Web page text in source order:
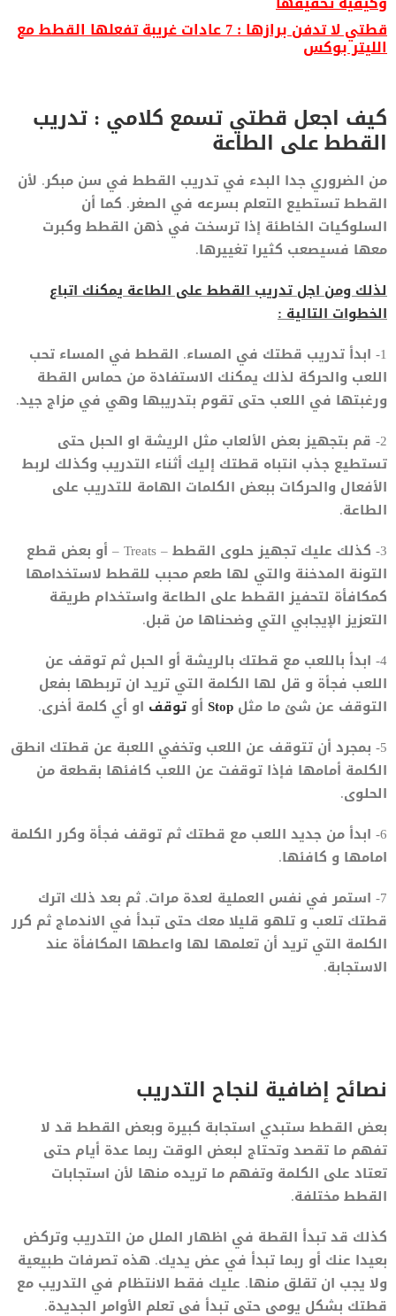
قطتي لا تدفن برازها : 7 عادات غريبة تفعلها القطط مع
الليتر بوكس
كيف اجعل قطتي تسمع كلامي : تدريب
القطط على الطاعة
من الضروري جدا البدء في تدريب القطط في سن مبكر. لأن
القطط تستطيع التعلم بسرعه في الصغر. كما أن
السلوكيات الخاطئة إذا ترسخت في ذهن القطط وكبرت
معها فسيصعب كثيرا تغييرها.
لذلك ومن اجل تدريب القطط على الطاعة يمكنك اتباع
الخطوات التالية :
1- ابدأ تدريب قطتك في المساء. القطط في المساء تحب
اللعب والحركة لذلك يمكنك الاستفادة من حماس القطة
ورغبتها في اللعب حتى تقوم بتدريبها وهي في مزاج جيد.
2- قم بتجهيز بعض الألعاب مثل الريشة او الحبل حتى
تستطيع جذب انتباه قطتك إليك أثناء التدريب وكذلك لربط
الأفعال والحركات ببعض الكلمات الهامة للتدريب على
الطاعة.
3- كذلك عليك تجهيز حلوى القطط – Treats – أو بعض قطع
التونة المدخنة والتي لها طعم محبب للقطط لاستخدامها
كمكافأة لتحفيز القطط على الطاعة واستخدام طريقة
التعزيز الإيجابي التي وضحناها من قبل.
4- ابدأ باللعب مع قطتك بالريشة أو الحبل ثم توقف عن
اللعب فجأة و قل لها الكلمة التي تريد ان تربطها بفعل
التوقف عن شئ ما مثل Stop أو توقف او أي كلمة أخرى.
5- بمجرد أن تتوقف عن اللعب وتخفي اللعبة عن قطتك انطق
الكلمة أمامها فإذا توقفت عن اللعب كافئها بقطعة من
الحلوى.
6- ابدأ من جديد اللعب مع قطتك ثم توقف فجأة وكرر الكلمة
امامها و كافئها.
7- استمر في نفس العملية لعدة مرات. ثم بعد ذلك اترك
قطتك تلعب و تلهو قليلا معك حتى تبدأ في الاندماج ثم كرر
الكلمة التي تريد أن تعلمها لها واعطها المكافأة عند
الاستجابة.
نصائح إضافية لنجاح التدريب
بعض القطط ستبدي استجابة كبيرة وبعض القطط قد لا
تفهم ما تقصد وتحتاج لبعض الوقت ربما عدة أيام حتى
تعتاد على الكلمة وتفهم ما تريده منها لأن استجابات
القطط مختلفة.
كذلك قد تبدأ القطة في اظهار الملل من التدريب وتركض
بعيدا عنك أو ربما تبدأ في عض يديك. هذه تصرفات طبيعية
ولا يجب ان تقلق منها. عليك فقط الانتظام في التدريب مع
قطتك بشكل يومي حتى تبدأ في تعلم الأوامر الجديدة.